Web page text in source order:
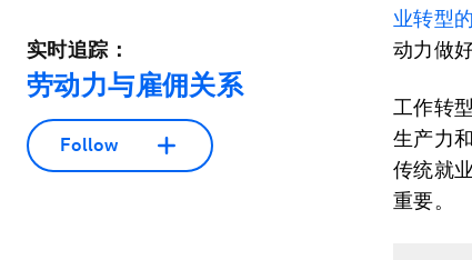
实时追踪：
劳动力与雇佣关系
Follow
业转型
动力做
工作转
生产力
传统就
重要。